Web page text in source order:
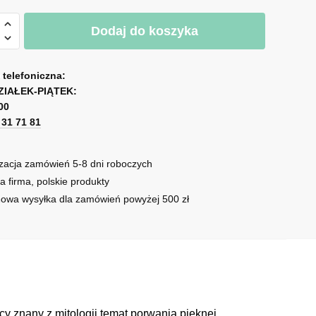
Dodaj do koszyka
PIĄTEK:
71 81
zamówień 5-8 dni roboczych
firma, polskie produkty
wysyłka dla zamówień powyżej 500 zł
znany z mitologii temat porwania pięknej